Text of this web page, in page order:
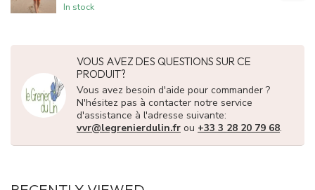
In stock
VOUS AVEZ DES QUESTIONS SUR CE
PRODUIT?
Vous avez besoin d'aide pour commander ?
N'hésitez pas à contacter notre service
d'assistance à l'adresse suivante:
vvr@legrenierdulin.fr ou +33 3 28 20 79 68.